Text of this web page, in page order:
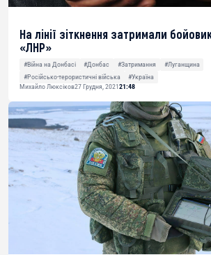
На лінії зіткнення затримали
«ЛНР»
#Війна на Донбасі #Донбас #Затримання
#Луганщина
#Російсько-терористичні війська
#Україна
Михайло Люксіков27 Грудня, 2021 21:48